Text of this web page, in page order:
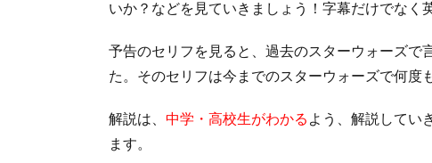
いか？などを見ていきましょう！字幕だけでなく
予告のセリフを見ると、過去のスターウォーズで
た。そのセリフは今までのスターウォーズで何度
解説は、 中学・高校生がわかる よう、解説してい
ます。